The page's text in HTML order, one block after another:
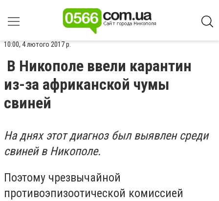
10:00, 4 лютого 2017 р.
В Никополе ввели карантин
из-за африканской чумы
свиней
На днях этот диагноз был выявлен среди
свиней в Никополе.
Поэтому чрезвычайной
противоэпизоотической комиссией